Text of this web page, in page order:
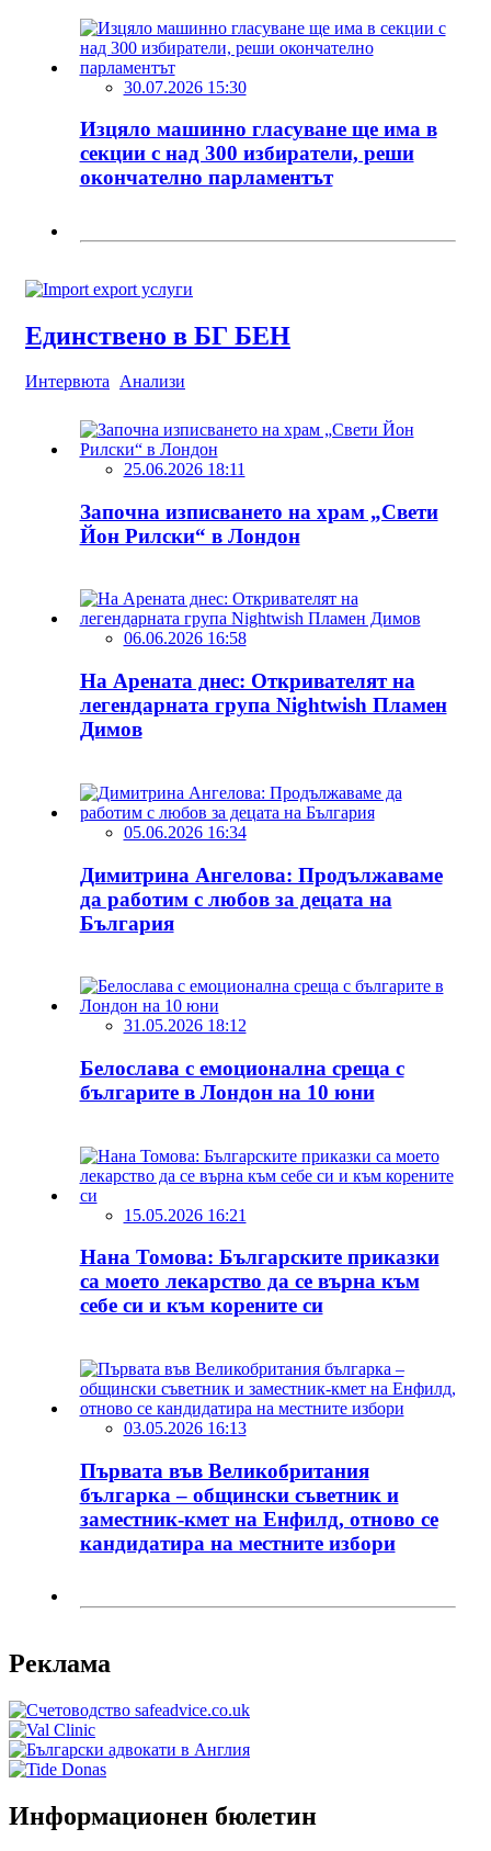
30.07.2026 15:30
Изцяло машинно гласуване ще има в
секции с над 300 избиратели, реши
окончателно парламентът
Единствено в БГ БЕН
Интервюта Анализи
25.06.2026 18:11
Започна изписването на храм „Свети
Йон Рилски“ в Лондон
06.06.2026 16:58
На Арената днес: Откривателят на
легендарната група Nightwish Пламен
Димов
05.06.2026 16:34
Димитрина Ангелова: Продължаваме
да работим с любов за децата на
България
31.05.2026 18:12
Белослава с емоционална среща с
българите в Лондон на 10 юни
15.05.2026 16:21
Нана Томова: Българските приказки
са моето лекарство да се върна към
себе си и към корените си
03.05.2026 16:13
Първата във Великобритания
българка – общински съветник и
заместник-кмет на Енфилд, отново се
кандидатира на местните избори
Реклама
Информационен бюлетин